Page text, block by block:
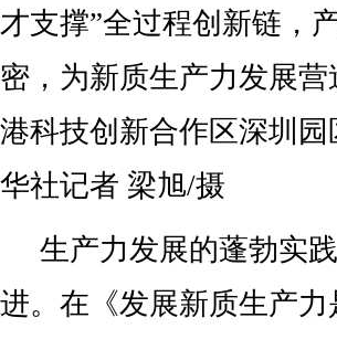
才支撑”全过程创新链，
密，为新质生产力发展
港科技创新合作区深圳
华社记者 梁旭/摄
生产力发展的蓬勃实
进。在《发展新质生产